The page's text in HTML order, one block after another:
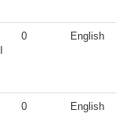
0 English
0 English